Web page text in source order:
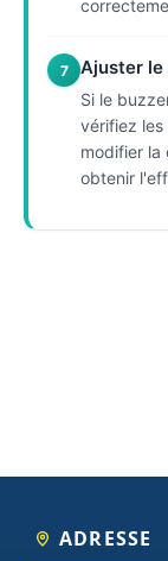
7 Ajuster le
Si le
vérifiez les
modifier la
obtenir
ADRESSE